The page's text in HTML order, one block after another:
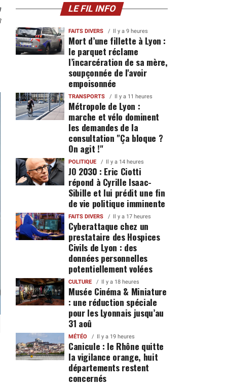
LE FIL INFO
FAITS DIVERS Il y a 9 heures
Mort d’une fillette à Lyon :
le parquet réclame
l’incarcération de sa mère,
soupçonnée de l'avoir
empoisonnée
TRANSPORTS Il y a 11 heures
Métropole de Lyon :
marche et vélo dominent
les demandes de la
consultation "Ça bloque ?
On agit !"
POLITIQUE Il y a 14 heures
JO 2030 : Eric Ciotti
répond à Cyrille Isaac-
Sibille et lui prédit une fin
de vie politique imminente
FAITS DIVERS Il y a 17 heures
Cyberattaque chez un
prestataire des Hospices
Civils de Lyon : des
données personnelles
potentiellement volées
CULTURE Il y a 18 heures
Musée Cinéma & Miniature
: une réduction spéciale
pour les Lyonnais jusqu’au
31 aoû
MÉTÉO Il y a 19 heures
Canicule : le Rhône quitte
la vigilance orange, huit
départements restent
concernés